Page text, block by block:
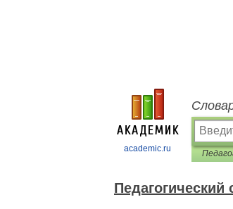
academic.ru
Педагогический